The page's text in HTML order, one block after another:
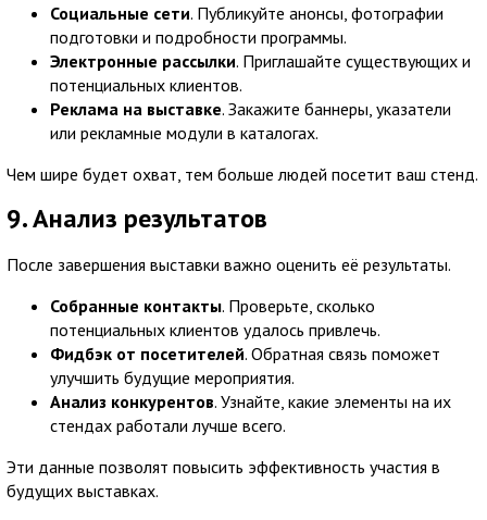
Социальные сети. Публикуйте анонсы, фотографии
подготовки и подробности программы.
Электронные рассылки. Приглашайте существующих и
потенциальных клиентов.
Реклама на выставке. Закажите баннеры, указатели
или рекламные модули в каталогах.
Чем шире будет охват, тем больше людей посетит ваш стенд.
9. Анализ результатов
После завершения выставки важно оценить её результаты.
Собранные контакты. Проверьте, сколько
потенциальных клиентов удалось привлечь.
Фидбэк от посетителей. Обратная связь поможет
улучшить будущие мероприятия.
Анализ конкурентов. Узнайте, какие элементы на их
стендах работали лучше всего.
Эти данные позволят повысить эффективность участия в
будущих выставках.